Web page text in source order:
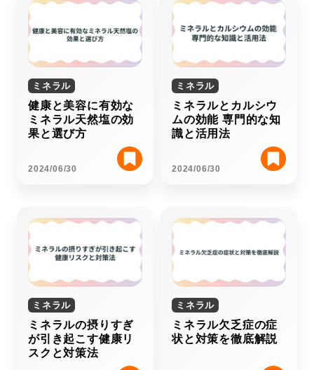
ミネラル
健康と美容に有効な
ミネラル天然塩の効
果と選び方
2024/06/30
ミネラル
ミネラルとカルシウ
ムの効能 専門的な知
識と活用法
2024/06/30
ミネラル
ミネラルの摂りすぎ
が引き起こす健康リ
スクと対策法
ミネラル
ミネラル欠乏症の症
状と対策を徹底解説